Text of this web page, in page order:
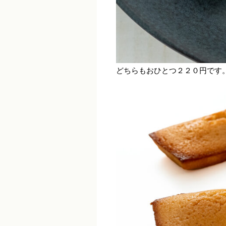
どちらもおひとつ２２０円です